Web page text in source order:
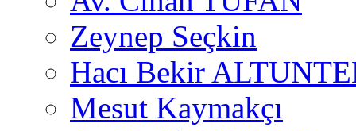
Zeynep Seçkin
Hacı Bekir
Mesut Kaymakçı